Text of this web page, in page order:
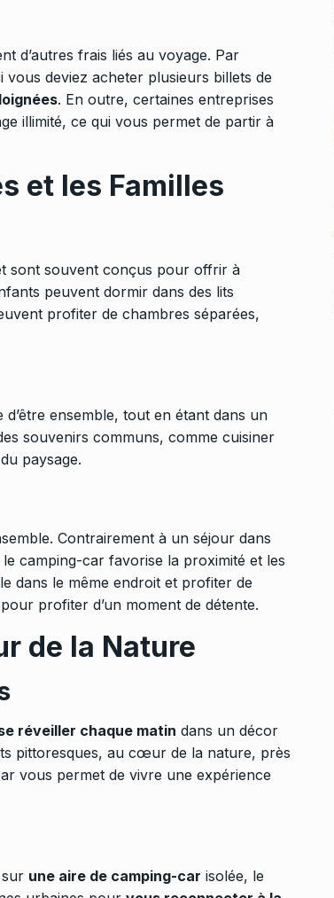
d’autres frais liés au voyage. Par
deviez acheter plusieurs billets de
. En outre, certaines entreprises
illimité, ce qui vous permet de partir à
et les Familles
sont souvent conçus pour offrir à
peuvent dormir dans des lits
profiter de chambres séparées,
ensemble, tout en étant dans un
souvenirs communs, comme cuisiner
paysage.
Contrairement à un séjour dans
camping-car favorise la proximité et les
dans le même endroit et profiter de
profiter d’un moment de détente.
de la Nature
réveiller chaque matin dans un décor
pittoresques, au cœur de la nature, près
vous permet de vivre une expérience
une aire de camping-car isolée, le